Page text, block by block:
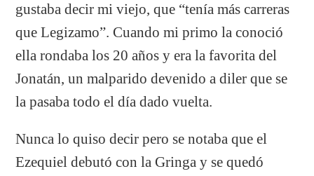
gustaba decir mi viejo, que “tenía más carreras
que Legizamo”. Cuando mi primo la conoció
ella rondaba los 20 años y era la favorita del
Jonatán, un malparido devenido a diler que se
la pasaba todo el día dado vuelta.
Nunca lo quiso decir pero se notaba que el
Ezequiel debutó con la Gringa y se quedó